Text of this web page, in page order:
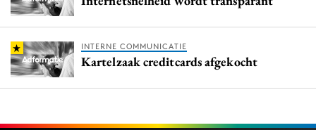
INTERNE COMMUNICATIE
Kartelzaak creditcards afgekocht